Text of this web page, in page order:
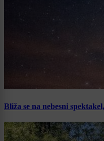
Bliža se na nebesni